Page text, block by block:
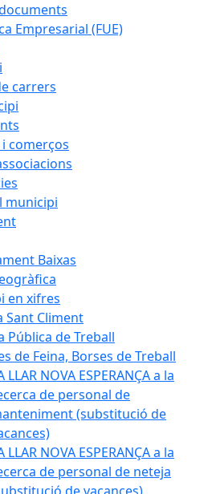
Empresarial (FUE)
carrers
comerços
municipi
Baixas
en xifres
Sant Climent
Pública de Treball
de Feina, Borses de Treball
LLAR NOVA ESPERANÇA a la
de personal de
(substitució de
LLAR NOVA ESPERANÇA a la
de personal de neteja